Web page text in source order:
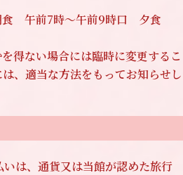
食 午前7時〜午前9時口 夕食
得ない場合には臨時に変更するこ
、適当な方法をもってお知らせし
は、通貨又は当館が認めた旅行